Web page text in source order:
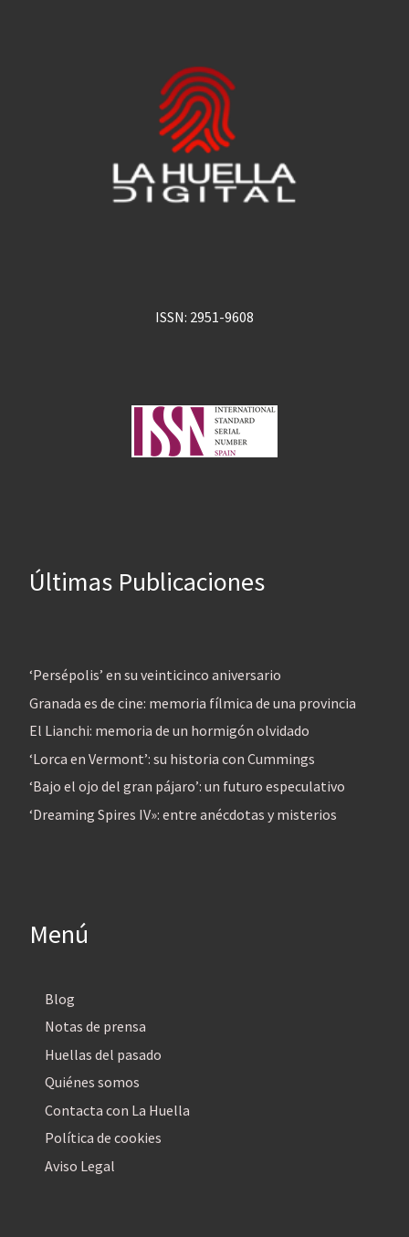
ISSN: 2951-9608
Últimas Publicaciones
‘Persépolis’ en su veinticinco aniversario
Granada es de cine: memoria fílmica de una provincia
El Lianchi: memoria de un hormigón olvidado
‘Lorca en Vermont’: su historia con Cummings
‘Bajo el ojo del gran pájaro’: un futuro especulativo
‘Dreaming Spires IV»: entre anécdotas y misterios
Menú
Blog
Notas de prensa
Huellas del pasado
Quiénes somos
Contacta con La Huella
Política de cookies
Aviso Legal